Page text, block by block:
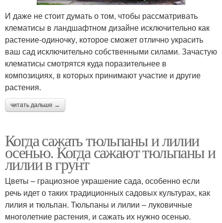
И даже не стоит думать о том, чтобы рассматривать
клематисы в ландшафтном дизайне исключительно как
растение-одиночку, которое сможет отлично украсить
ваш сад исключительно собственными силами. Зачастую
клематисы смотрятся куда поразительнее в
композициях, в которых принимают участие и другие
растения.
читать дальше →
Когда сажать тюльпаны и лилии
осенью. Когда сажают тюльпаны и
лилии в грунт
Цветы – грациозное украшение сада, особенно если
речь идет о таких традиционных садовых культурах, как
лилия и тюльпан. Тюльпаны и лилии – луковичные
многолетние растения, и сажать их нужно осенью.